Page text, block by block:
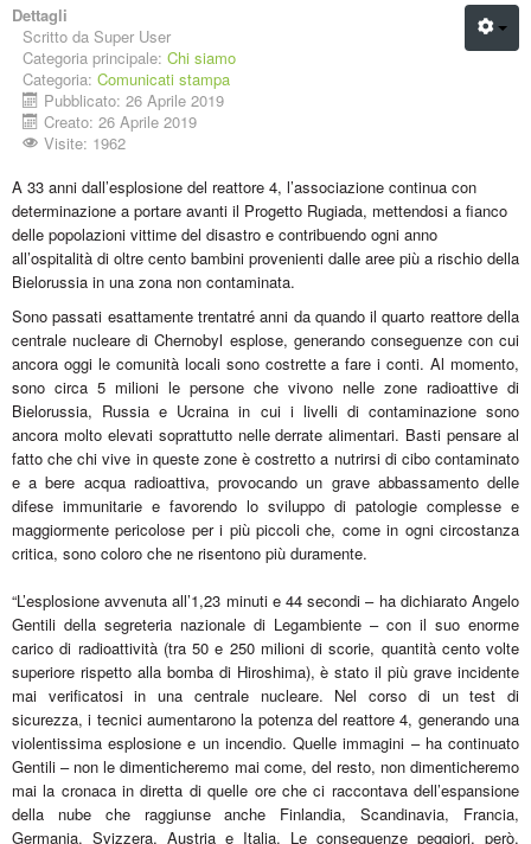
Dettagli
Scritto da Super User
Categoria principale: Chi siamo
Categoria: Comunicati stampa
Pubblicato: 26 Aprile 2019
Creato: 26 Aprile 2019
Visite: 1962
A 33 anni dall’esplosione del reattore 4, l’associazione continua con
determinazione a portare avanti il Progetto Rugiada, mettendosi a fianco
delle popolazioni vittime del disastro e contribuendo ogni anno
all’ospitalità di oltre cento bambini provenienti dalle aree più a rischio della
Bielorussia in una zona non contaminata.
Sono passati esattamente trentatré anni da quando il quarto reattore della
centrale nucleare di Chernobyl esplose, generando conseguenze con cui
ancora oggi le comunità locali sono costrette a fare i conti. Al momento,
sono circa 5 milioni le persone che vivono nelle zone radioattive di
Bielorussia, Russia e Ucraina in cui i livelli di contaminazione sono
ancora molto elevati soprattutto nelle derrate alimentari. Basti pensare al
fatto che chi vive in queste zone è costretto a nutrirsi di cibo contaminato
e a bere acqua radioattiva, provocando un grave abbassamento delle
difese immunitarie e favorendo lo sviluppo di patologie complesse e
maggiormente pericolose per i più piccoli che, come in ogni circostanza
critica, sono coloro che ne risentono più duramente.
“L’esplosione avvenuta all’1,23 minuti e 44 secondi – ha dichiarato Angelo
Gentili della segreteria nazionale di Legambiente – con il suo enorme
carico di radioattività (tra 50 e 250 milioni di scorie, quantità cento volte
superiore rispetto alla bomba di Hiroshima), è stato il più grave incidente
mai verificatosi in una centrale nucleare. Nel corso di un test di
sicurezza, i tecnici aumentarono la potenza del reattore 4, generando una
violentissima esplosione e un incendio. Quelle immagini – ha continuato
Gentili – non le dimenticheremo mai come, del resto, non dimenticheremo
mai la cronaca in diretta di quelle ore che ci raccontava dell’espansione
della nube che raggiunse anche Finlandia, Scandinavia, Francia,
Germania, Svizzera, Austria e Italia. Le conseguenze peggiori, però,